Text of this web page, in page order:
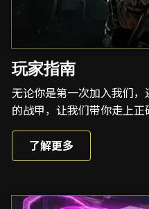
玩家指南
无论你是第一次加入我们
的战甲，让我们带你走上正
了解更多